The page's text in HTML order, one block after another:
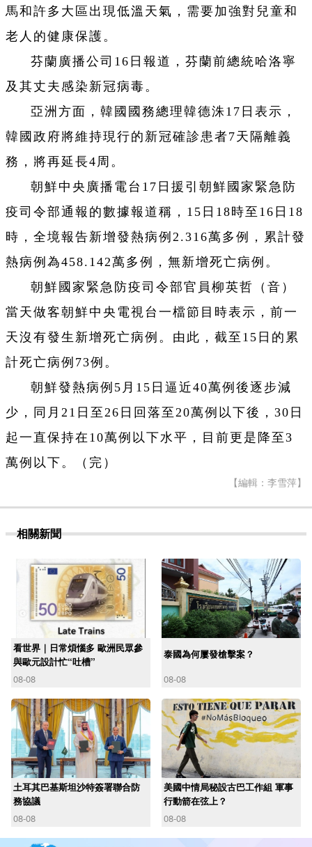
馬和許多大區出現低溫天氣，需要加強對兒童和
老人的健康保護。
芬蘭廣播公司16日報道，芬蘭前總統哈洛寧
及其丈夫感染新冠病毒。
亞洲方面，韓國國務總理韓德洙17日表示，
韓國政府將維持現行的新冠確診患者7天隔離義
務，將再延長4周。
朝鮮中央廣播電台17日援引朝鮮國家緊急防
疫司令部通報的數據報道稱，15日18時至16日18
時，全境報告新增發熱病例2.316萬多例，累計發
熱病例為458.142萬多例，無新增死亡病例。
朝鮮國家緊急防疫司令部官員柳英哲（音）
當天做客朝鮮中央電視台一檔節目時表示，前一
天沒有發生新增死亡病例。由此，截至15日的累
計死亡病例73例。
朝鮮發熱病例5月15日逼近40萬例後逐步減
少，同月21日至26日回落至20萬例以下後，30日
起一直保持在10萬例以下水平，目前更是降至3
萬例以下。（完）
【編輯：李雪萍】
相關新聞
看世界｜日常煩惱多 歐洲民眾參
與歐元設計忙“吐槽”
08-08
泰國為何屢發槍擊案？
08-08
土耳其巴基斯坦沙特簽署聯合防
務協議
08-08
美國中情局秘設古巴工作組 軍事
行動箭在弦上？
08-08